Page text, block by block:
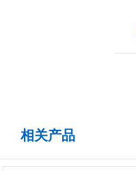
相关产品